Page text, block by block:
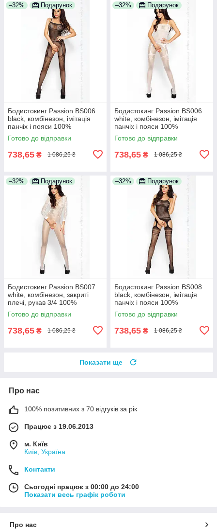
–32% Подарунок
Бодистокинг Passion BS006
black, комбінезон, імітація
панчіх і пояси 100%
Анонімності
Готово до відправки
738,65 ₴ 1 086,25 ₴
–32% Подарунок
Бодистокинг Passion BS006
white, комбінезон, імітація
панчіх і пояси 100%
Анонімності
Готово до відправки
738,65 ₴ 1 086,25 ₴
–32% Подарунок
Бодистокинг Passion BS007
white, комбінезон, закриті
плечі, рукав 3/4 100%
Анонімності
Готово до відправки
738,65 ₴ 1 086,25 ₴
–32% Подарунок
Бодистокинг Passion BS008
black, комбінезон, імітація
панчіх і пояси 100%
Анонімності
Готово до відправки
738,65 ₴ 1 086,25 ₴
Показати ще
Про нас
100% позитивних з 70 відгуків за рік
Працює з 19.06.2013
м. Київ
Київ, Україна
Контакти
Сьогодні працює з 00:00 до 24:00
Показати весь графік роботи
Про нас